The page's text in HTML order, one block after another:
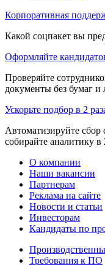
Корпоративная
Какой соцпакет вы
Оформляйте
Проверяйте
документы без бумаг и
Ускорьте подбор в 2
Автоматизируйте сбор
собирайте аналитику в
О компании
Наши вакансии
Партнерам
Реклама на сайте
Новости и статьи
Инвесторам
Кандидаты по
Требования к ПО